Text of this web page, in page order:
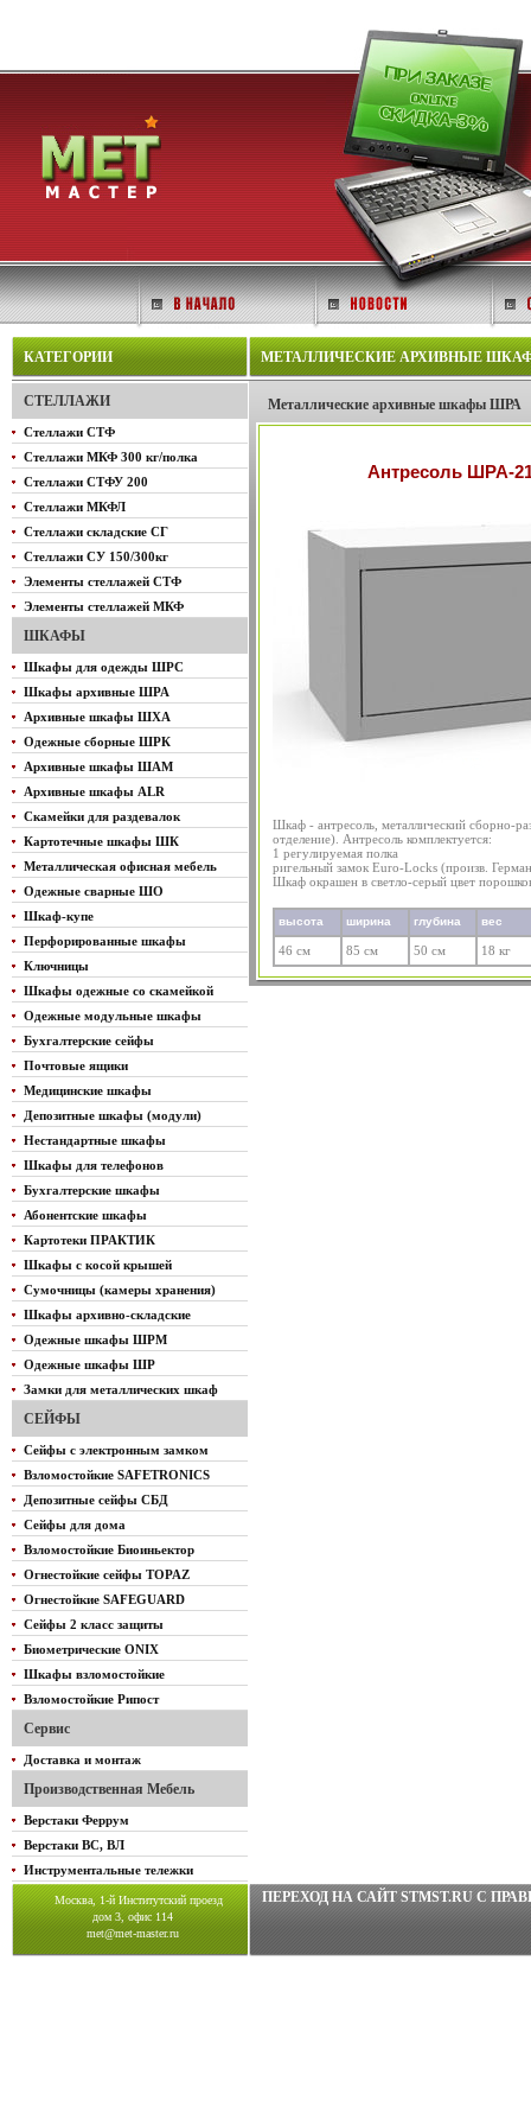
КАТЕГОРИИ
СТЕЛЛАЖИ
Стеллажи СТФ
Стеллажи МКФ 300 кг/полка
Стеллажи СТФУ 200
Стеллажи МКФЛ
Стеллажи складские СГ
Стеллажи СУ 150/300кг
Элементы стеллажей СТФ
Элементы стеллажей МКФ
ШКАФЫ
Шкафы для одежды ШРС
Шкафы архивные ШРА
Архивные шкафы ШХА
Одежные сборные ШРК
Архивные шкафы ШАМ
Архивные шкафы ALR
Скамейки для раздевалок
Картотечные шкафы ШК
Металлическая офисная мебель
Одежные сварные ШО
Шкаф-купе
Перфорированные шкафы
Ключницы
Шкафы одежные со скамейкой
Одежные модульные шкафы
Бухгалтерские сейфы
Почтовые ящики
Медицинские шкафы
Депозитные шкафы (модули)
Нестандартные шкафы
Шкафы для телефонов
Бухгалтерские шкафы
Абонентские шкафы
Картотеки ПРАКТИК
Шкафы с косой крышей
Сумочницы (камеры хранения)
Шкафы архивно-складские
Одежные шкафы ШРМ
Одежные шкафы ШР
Замки для металлических шкаф
СЕЙФЫ
Сейфы с электронным замком
Взломостойкие SAFETRONICS
Депозитные сейфы СБД
Сейфы для дома
Взломостойкие Биоиньектор
Огнестойкие сейфы TOPAZ
Огнестойкие SAFEGUARD
Сейфы 2 класс защиты
Биометрические ONIX
Шкафы взломостойкие
Взломостойкие Рипост
Сервис
Доставка и монтаж
Производственная Мебель
Верстаки Феррум
Верстаки ВС, ВЛ
Инструментальные тележки
МЕТАЛЛИЧЕСКИЕ АРХИВНЫЕ
Металлические архивные шкафы ШРА
Антресоль ШРА-
Шкаф - антресоль, металлический сборно-
отделение). Антресоль комплектуется:
1 регулируемая полка
ригельный замок Euro-Locks (произв.
Шкаф окрашен в светло-серый цвет
высота ширина глубина вес
46 см 85 см 50 см 18 кг
Москва, 1-й Институтский проезд
дом 3, офис 114
met@met-master.ru
ПЕРЕХОД НА САЙТ STMST.RU C